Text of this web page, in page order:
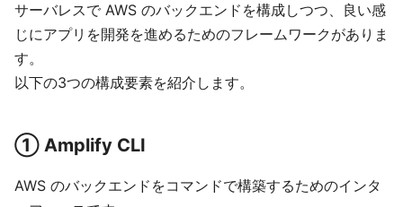
サーバレスで AWS のバックエンドを構成しつつ、良い感
じにアプリを開発を進めるためのフレームワークがありま
す。
以下の3つの構成要素を紹介します。
① Amplify CLI
AWS のバックエンドをコマンドで構築するためのインタ